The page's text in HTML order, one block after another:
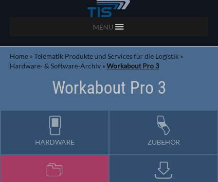
MENU
Home »Telematik Produkte und Services für die Logistik »
Hardware- & Software-Archiv »Workabout Pro 3
Workabout Pro 3
HARDWARE ZUBEHÖR